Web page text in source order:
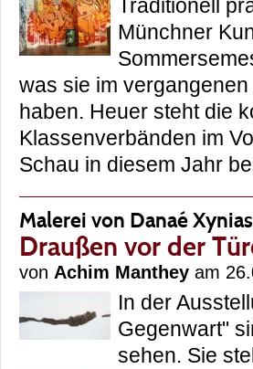
Traditionell
Münchner
was sie im
haben. Heuer steht die
Klassenverbänden im
Schau in diesem Jahr
Malerei von Danaé
Draußen vor der
von Achim Manthey am
In der
Gegenwart"
sehen. Sie